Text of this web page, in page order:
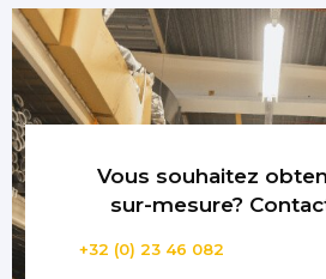
Vous souhaitez
sur-mesure?
+32 (0) 23 46 082